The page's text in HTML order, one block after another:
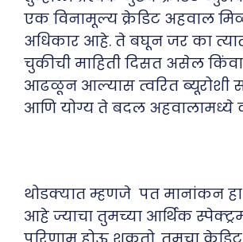
एक विनामूल्य क्रेडिट अहवाल
अधिकार आहे. ते बघून जर का
चुकीची माहिती दिसत असेल किंवा
आढळून आल्यास त्वरित ब्यूरोशी
आणि योग्य ते बदल अहवालामध्ये
थोडक्यात म्हणजे पत मानांकन
आहे ज्याचा तुमच्या आर्थिक